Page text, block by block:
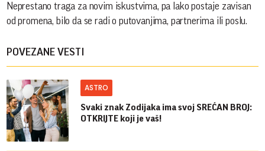
Neprestano traga za novim iskustvima, pa lako postaje zavisan
od promena, bilo da se radi o putovanjima, partnerima ili poslu.
POVEZANE VESTI
ASTRO
Svaki znak Zodijaka ima svoj SREĆAN BROJ:
OTKRIJTE koji je vaš!